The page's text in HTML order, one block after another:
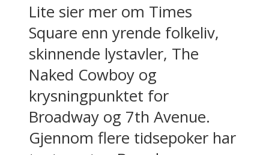
Lite sier mer om Times
Square enn yrende folkeliv,
skinnende lystavler, The
Naked Cowboy og
krysningpunktet for
Broadway og 7th Avenue.
Gjennom flere tidsepoker har